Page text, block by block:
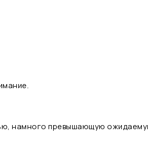
намного превышающую